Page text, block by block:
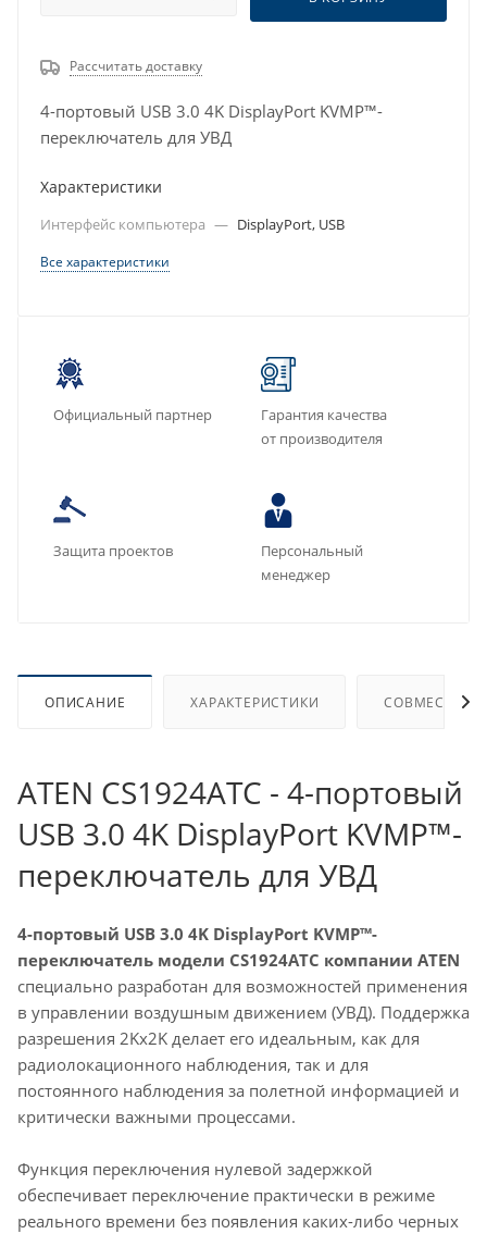
Рассчитать доставку
4-портовый USB 3.0 4K DisplayPort KVMP™-
переключатель для УВД
Характеристики
Интерфейс компьютера — DisplayPort, USB
Все характеристики
Официальный партнер
Гарантия качества
от производителя
Защита проектов
Персональный
менеджер
ОПИСАНИЕ ХАРАКТЕРИСТИКИ
ATEN CS1924ATC - 4-портовый
USB 3.0 4K DisplayPort KVMP™-
переключатель для УВД
4-портовый USB 3.0 4K DisplayPort KVMP™-
переключатель модели CS1924ATC компании ATEN
специально разработан для возможностей применения
в управлении воздушным движением (УВД). Поддержка
разрешения 2Kx2K делает его идеальным, как для
радиолокационного наблюдения, так и для
постоянного наблюдения за полетной информацией и
критически важными процессами.
Функция переключения нулевой задержкой
обеспечивает переключение практически в режиме
реального времени без появления каких-либо черных